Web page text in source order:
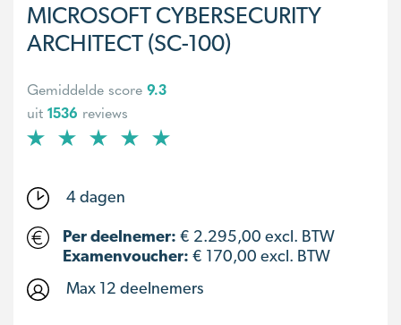
MICROSOFT CYBERSECURITY
ARCHITECT (SC-100)
Gemiddelde score 9.3
uit 1536 reviews
4 dagen
Per deelnemer: € 2.295,00 excl. BTW
Examenvoucher: € 170,00 excl. BTW
Max 12 deelnemers